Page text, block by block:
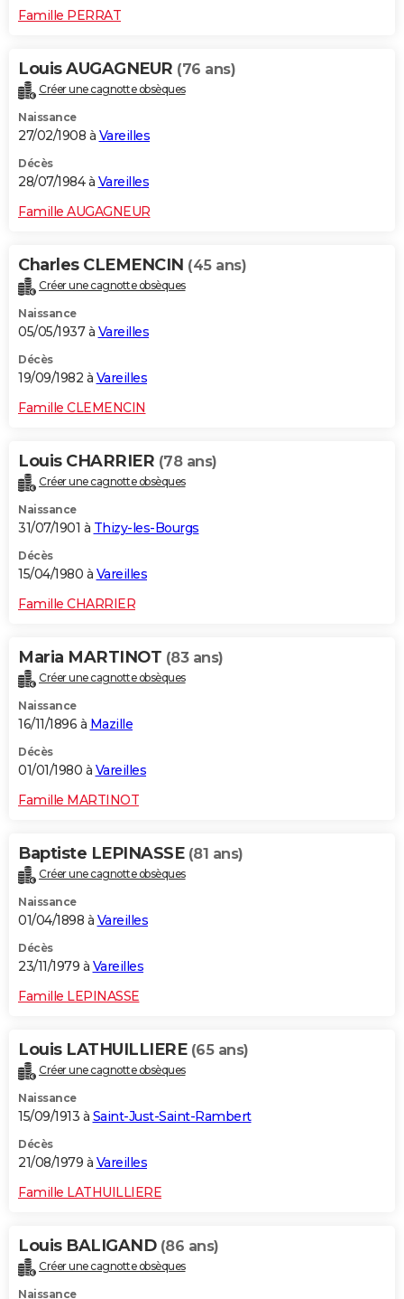
Famille PERRAT
Louis AUGAGNEUR (76 ans)
Créer une cagnotte obsèques
Naissance
27/02/1908 à Vareilles
Décès
28/07/1984 à Vareilles
Famille AUGAGNEUR
Charles CLEMENCIN (45 ans)
Créer une cagnotte obsèques
Naissance
05/05/1937 à Vareilles
Décès
19/09/1982 à Vareilles
Famille CLEMENCIN
Louis CHARRIER (78 ans)
Créer une cagnotte obsèques
Naissance
31/07/1901 à Thizy-les-Bourgs
Décès
15/04/1980 à Vareilles
Famille CHARRIER
Maria MARTINOT (83 ans)
Créer une cagnotte obsèques
Naissance
16/11/1896 à Mazille
Décès
01/01/1980 à Vareilles
Famille MARTINOT
Baptiste LEPINASSE (81 ans)
Créer une cagnotte obsèques
Naissance
01/04/1898 à Vareilles
Décès
23/11/1979 à Vareilles
Famille LEPINASSE
Louis LATHUILLIERE (65 ans)
Créer une cagnotte obsèques
Naissance
15/09/1913 à Saint-Just-Saint-Rambert
Décès
21/08/1979 à Vareilles
Famille LATHUILLIERE
Louis BALIGAND (86 ans)
Créer une cagnotte obsèques
Naissance